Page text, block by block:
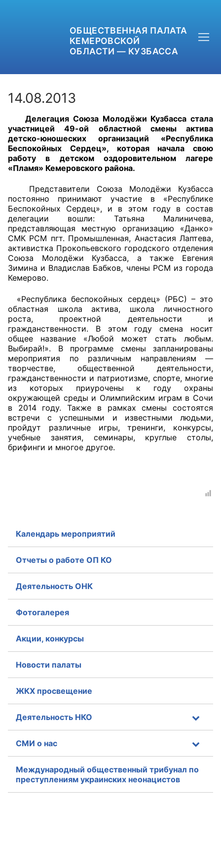
ОБЩЕСТВЕННАЯ ПАЛАТА
КЕМЕРОВСКОЙ
ОБЛАСТИ — КУЗБАССА
+7 (3842) 58-82-40
OPKO42@BK.RU
ОБРАТНАЯ СВЯЗЬ
Главная
Общественные советы
Общественные советы при территориальных
органах федеральных органов
исполнительной власти
Общественные советы по проведению
независимой оценки качества условий
оказания услуг
О Палате
Структура Палаты
Комиссии
Экспертный совет ОП КО
Документы ОП КО
Регламент ОП КО
Кодекс этики ОП КО
Соглашения
Рекомендации
Аппарат ОП КО
Доходы руководителя за 2024 г.
14.08.2013
Делегация Союза Молодёжи Кузбасса стала
участницей 49-ой областной смены актива
детско-юношеских организаций «Республика
Беспокойных Сердец», которая начала свою
работу в детском оздоровительном лагере
«Пламя» Кемеровского района.
Представители Союза Молодёжи Кузбасса
постоянно принимают участие в «Республике
Беспокойных Сердец», и в этом году в состав
делегации вошли: Татьяна Малиничева,
представляющая местную организацию «Данко»
СМК РСМ пгт. Промышленная, Анастасия Лаптева,
активистка Прокопьевского городского отделения
Союза Молодёжи Кузбасса, а также Евгения
Зимина и Владислав Бабков, члены РСМ из города
Кемерово.
«Республика беспокойных сердец» (РБС) – это
областная школа актива, школа личностного
роста, проектной деятельности и
гражданственности. В этом году смена носит
общее название «Любой может стать любым.
Выбирай!». В программе смены запланированы
мероприятия по различным направлениям —
творчестве, общественной деятельности,
гражданственности и патриотизме, спорте, многие
из которых приурочены к году охраны
окружающей среды и Олимпийским играм в Сочи
в 2014 году. Также в рамках смены состоятся
встречи с успешными и известными людьми,
пройдут различные игры, тренинги, конкурсы,
учебные занятия, семинары, круглые столы,
брифинги и многое другое.
Календарь мероприятий
Отчеты о работе ОП КО
Деятельность ОНК
Фотогалерея
Акции, конкурсы
Новости палаты
ЖКХ просвещение
Деятельность НКО
СМИ о нас
Международный общественный трибунал по
преступлениям украинских неонацистов